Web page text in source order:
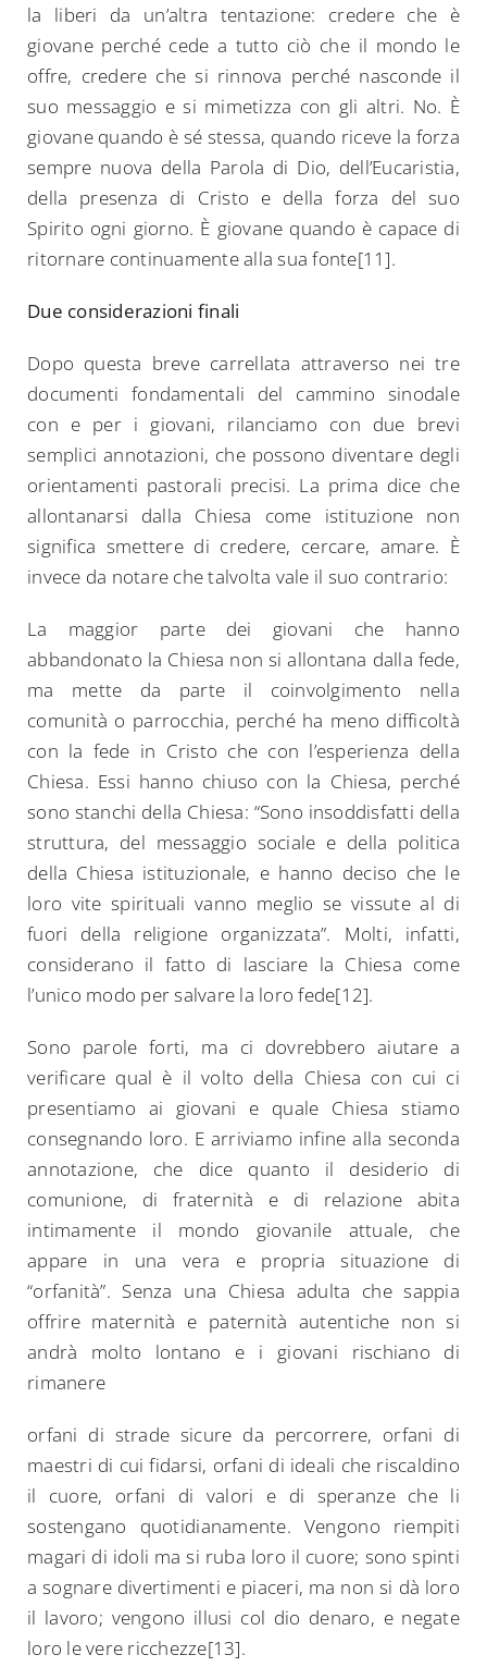
la liberi da un’altra tentazione: credere che è
giovane perché cede a tutto ciò che il mondo le
offre, credere che si rinnova perché nasconde il
suo messaggio e si mimetizza con gli altri. No. È
giovane quando è sé stessa, quando riceve la forza
sempre nuova della Parola di Dio, dell’Eucaristia,
della presenza di Cristo e della forza del suo
Spirito ogni giorno. È giovane quando è capace di
ritornare continuamente alla sua fonte[11].
Due considerazioni finali
Dopo questa breve carrellata attraverso nei tre
documenti fondamentali del cammino sinodale
con e per i giovani, rilanciamo con due brevi
semplici annotazioni, che possono diventare degli
orientamenti pastorali precisi. La prima dice che
allontanarsi dalla Chiesa come istituzione non
significa smettere di credere, cercare, amare. È
invece da notare che talvolta vale il suo contrario:
La maggior parte dei giovani che hanno
abbandonato la Chiesa non si allontana dalla fede,
ma mette da parte il coinvolgimento nella
comunità o parrocchia, perché ha meno difficoltà
con la fede in Cristo che con l’esperienza della
Chiesa. Essi hanno chiuso con la Chiesa, perché
sono stanchi della Chiesa: “Sono insoddisfatti della
struttura, del messaggio sociale e della politica
della Chiesa istituzionale, e hanno deciso che le
loro vite spirituali vanno meglio se vissute al di
fuori della religione organizzata”. Molti, infatti,
considerano il fatto di lasciare la Chiesa come
l’unico modo per salvare la loro fede[12].
Sono parole forti, ma ci dovrebbero aiutare a
verificare qual è il volto della Chiesa con cui ci
presentiamo ai giovani e quale Chiesa stiamo
consegnando loro. E arriviamo infine alla seconda
annotazione, che dice quanto il desiderio di
comunione, di fraternità e di relazione abita
intimamente il mondo giovanile attuale, che
appare in una vera e propria situazione di
“orfanità”. Senza una Chiesa adulta che sappia
offrire maternità e paternità autentiche non si
andrà molto lontano e i giovani rischiano di
rimanere
orfani di strade sicure da percorrere, orfani di
maestri di cui fidarsi, orfani di ideali che riscaldino
il cuore, orfani di valori e di speranze che li
sostengano quotidianamente. Vengono riempiti
magari di idoli ma si ruba loro il cuore; sono spinti
a sognare divertimenti e piaceri, ma non si dà loro
il lavoro; vengono illusi col dio denaro, e negate
loro le vere ricchezze[13].
Search
for: